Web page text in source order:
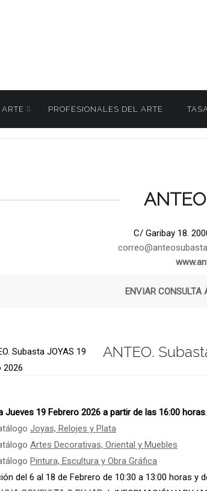
PROFESIONALES DEL ARTE
C/ Garibay 18.
ENVIAR CONSULTA
ANTEO.
Jueves 19 Febrero 2026 a partir de las 16:00 horas.
Joyas, Relojes y Plata
Artes Decorativas, Oriental y Muebles
Pintura, Escultura y Obra Gráfica
del 6 al 18 de Febrero de 10:30 a 13:00 horas y